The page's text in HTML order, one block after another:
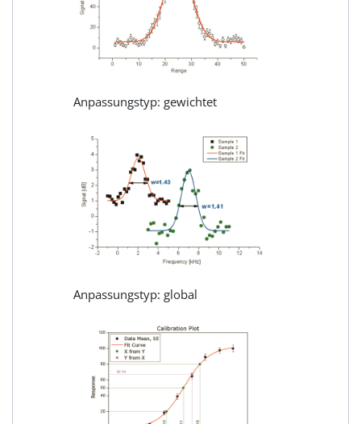
Anpassungstyp: gewichtet
Anpassungstyp: global